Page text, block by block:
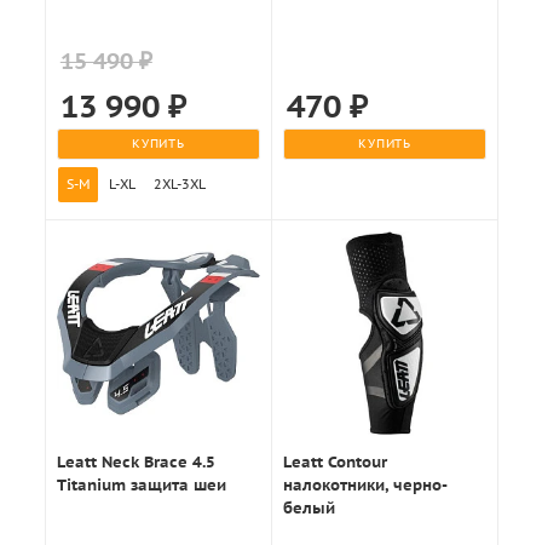
15 490 ₽
13 990₽
КУПИТЬ
S-M L-XL 2XL-3XL
470 ₽
КУПИТЬ
Leatt Neck Brace 4.5
Titanium защита шеи
Leatt Contour
налокотники, черно-
белый